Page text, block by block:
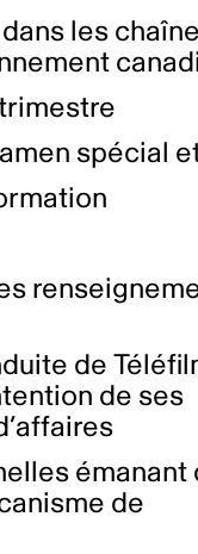
les
spécial
de
de ses
émanant
de